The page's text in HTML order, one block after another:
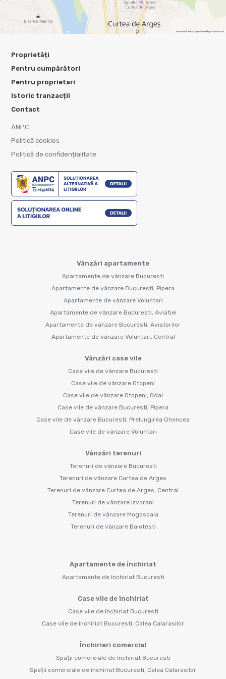
Proprietăți
Pentru cumpărători
Pentru proprietari
Istoric tranzacții
Contact
ANPC
Politică cookies
Politică de confidențialitate
Vânzări apartamente
Apartamente de vânzare Bucuresti
Apartamente de vânzare Bucuresti, Pipera
Apartamente de vânzare Voluntari
Apartamente de vânzare Bucuresti, Aviatiei
Apartamente de vânzare Bucuresti, Aviatorilor
Apartamente de vânzare Voluntari, Central
Vânzări case vile
Case vile de vânzare Bucuresti
Case vile de vânzare Otopeni
Case vile de vânzare Otopeni, Odai
Case vile de vânzare Bucuresti, Pipera
Case vile de vânzare Bucuresti, Prelungirea Ghencea
Case vile de vânzare Voluntari
Vânzări terenuri
Terenuri de vânzare Bucuresti
Terenuri de vânzare Curtea de Arges
Terenuri de vânzare Curtea de Arges, Central
Terenuri de vânzare Izvorani
Terenuri de vânzare Mogosoaia
Terenuri de vânzare Balotesti
Apartamente de închiriat
Apartamente de închiriat Bucuresti
Case vile de închiriat
Case vile de închiriat Bucuresti
Case vile de închiriat Bucuresti, Calea Calarasilor
Închirieri comercial
Spații comerciale de închiriat Bucuresti
Spații comerciale de închiriat Bucuresti, Calea Calarasilor